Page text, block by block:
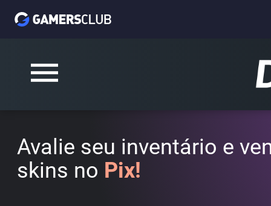
Avalie seu inventário e
skins no Pix!